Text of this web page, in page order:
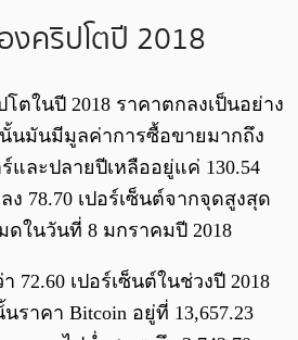
คริปโตปี 2018
โตในปี 2018 ราคาตกลงเป็นอย่าง
นมันมีมูลค่าการซื้อขายมากถึง
และปลายปีเหลืออยู่แค่ 130.54
78.70 เปอร์เซ็นต์จากจุดสูงสุด
ในวันที่ 8 มกราคมปี 2018
72.60 เปอร์เซ็นต์ในช่วงปี 2018
ราคา Bitcoin อยู่ที่ 13,657.23